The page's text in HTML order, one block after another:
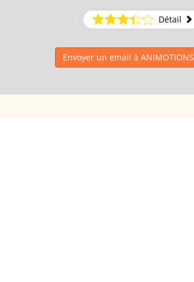
Détail
Envoyer un email à ANIMOTIONS